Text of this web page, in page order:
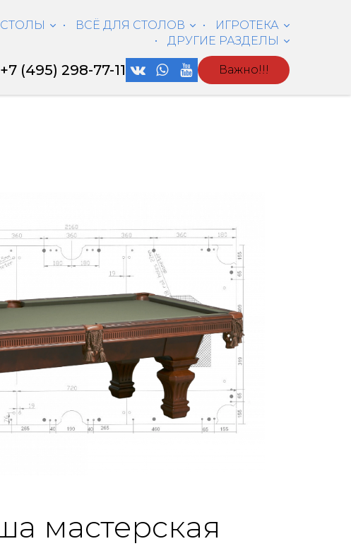
Важно!!!
СТОЛЫ ВСЁ ДЛЯ СТОЛОВ
ИГРОТЕКА
ДРУГИЕ РАЗДЕЛЫ
+7 (495) 298-77-11
мастерская